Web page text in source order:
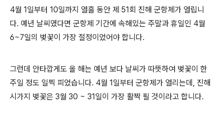
4월 1일부터 10일까지 열흘 동안 제 51회 진해 군항제가 열립니
다. 예년 날씨였다면 군항제 기간에 속해있는 주말과 휴일인 4월
6~7일의 벚꽃이 가장 절정이었어야 합니다.
그런데 안타깝게도 올 해는 예년 보다 날씨가 따뜻하여 벚꽃이 한
주일 정도 일찍 피었습니다. 4월 1일부터 군항제가 열리는데, 진해
시가지 벚꽃은 3월 30 ~ 31일이 가장 활짝 필 것이라고 합니다.